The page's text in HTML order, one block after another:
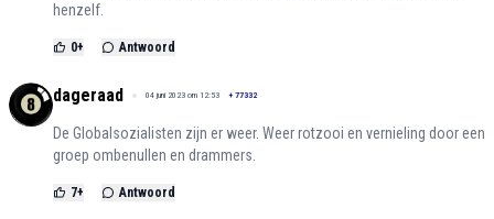
henzelf.
0+ Antwoord
dageraad 04 juni 2023 om 12:53 + 77332
De Globalsozialisten zijn er weer. Weer rotzooi en vernieling door een
groep ombenullen en drammers.
7+ Antwoord